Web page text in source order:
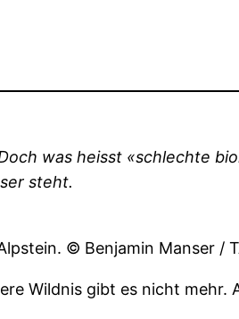
was heisst «schlechte
steht.
© Benjamin Manser /
Wildnis gibt es nicht mehr.